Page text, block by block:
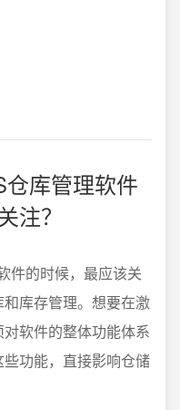
库管理软件
注？
件的时候，最应该关
库存管理。想要在激
软件的整体功能体系
功能，直接影响仓储